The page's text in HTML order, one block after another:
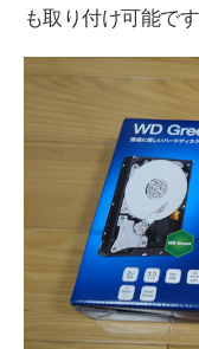
も取り付け可能です